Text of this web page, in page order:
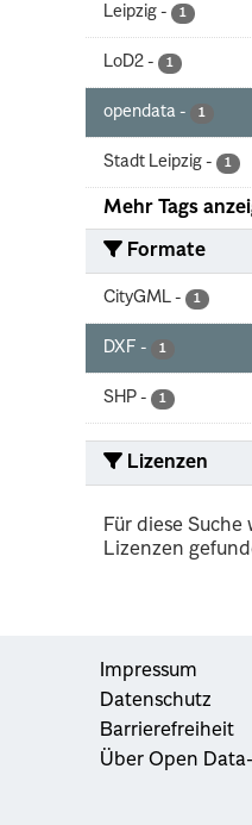
Leipzig - 1
LoD2 - 1
opendata - 1
Stadt Leipzig - 1
Mehr Tags
Formate
CityGML - 1
DXF - 1
SHP - 1
Lizenzen
Für diese Suche
Lizenzen
Impressum
Datenschutz
Barrierefreiheit
Über Open